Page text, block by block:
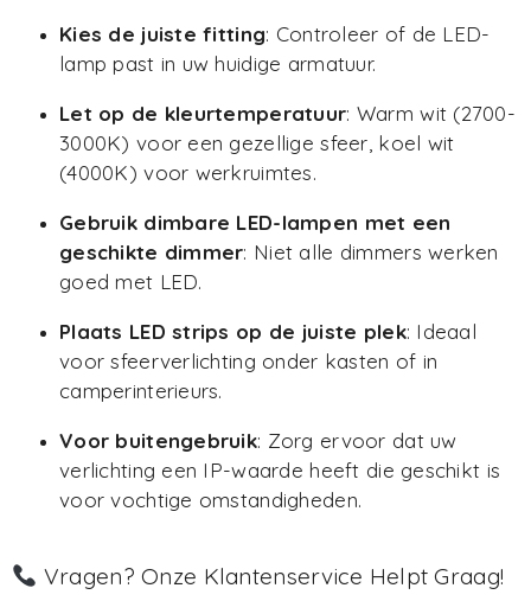
Kies de juiste fitting: Controleer of de LED-
lamp past in uw huidige armatuur.
Let op de kleurtemperatuur: Warm wit (2700-
3000K) voor een gezellige sfeer, koel wit
(4000K) voor werkruimtes.
Gebruik dimbare LED-lampen met een
geschikte dimmer: Niet alle dimmers werken
goed met LED.
Plaats LED strips op de juiste plek: Ideaal
voor sfeerverlichting onder kasten of in
camperinterieurs.
Voor buitengebruik: Zorg ervoor dat uw
verlichting een IP-waarde heeft die geschikt is
voor vochtige omstandigheden.
Vragen? Onze Klantenservice Helpt Graag!